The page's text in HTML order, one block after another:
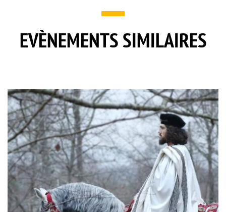
EVÈNEMENTS SIMILAIRES